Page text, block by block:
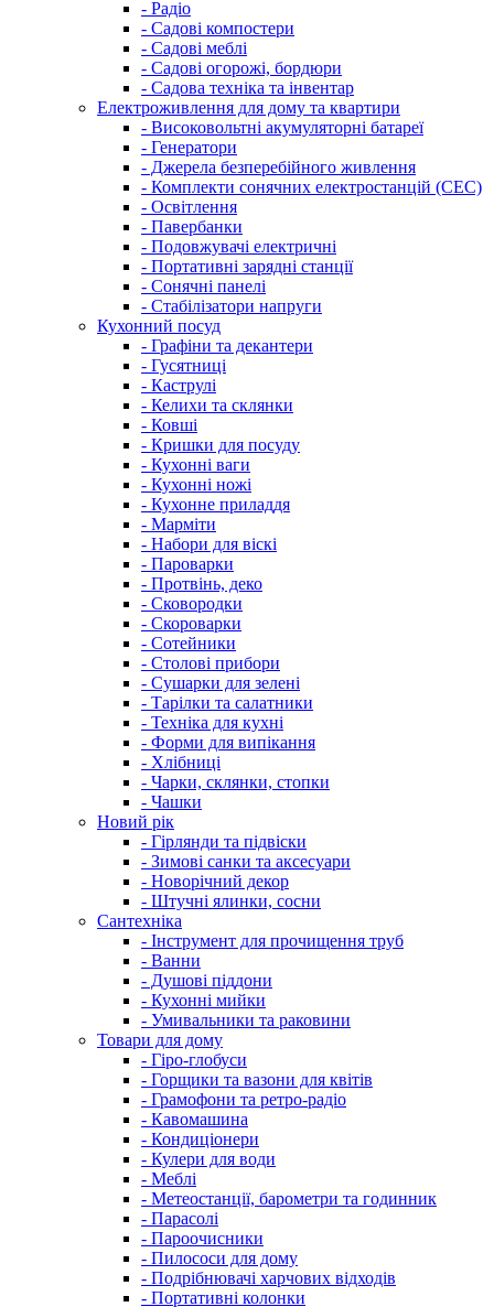
- Радіо
- Садові компостери
- Садові меблі
- Садові огорожі, бордюри
- Садова техніка та інвентар
Електроживлення для дому та квартири
- Високовольтні акумуляторні батареї
- Генератори
- Джерела безперебійного живлення
- Комплекти сонячних електростанцій (СЕС)
- Освітлення
- Павербанки
- Подовжувачі електричні
- Портативні зарядні станції
- Сонячні панелі
- Стабілізатори напруги
Кухонний посуд
- Графіни та декантери
- Гусятниці
- Каструлі
- Келихи та склянки
- Ковші
- Кришки для посуду
- Кухонні ваги
- Кухонні ножі
- Кухонне приладдя
- Марміти
- Набори для віскі
- Пароварки
- Протвінь, деко
- Сковородки
- Скороварки
- Сотейники
- Столові прибори
- Сушарки для зелені
- Тарілки та салатники
- Техніка для кухні
- Форми для випікання
- Хлібниці
- Чарки, склянки, стопки
- Чашки
Новий рік
- Гірлянди та підвіски
- Зимові санки та аксесуари
- Новорічний декор
- Штучні ялинки, сосни
Сантехніка
- Інструмент для прочищення труб
- Ванни
- Душові піддони
- Кухонні мийки
- Умивальники та раковини
Товари для дому
- Гіро-глобуси
- Горщики та вазони для квітів
- Грамофони та ретро-радіо
- Кавомашина
- Кондиціонери
- Кулери для води
- Меблі
- Метеостанції, барометри та годинник
- Парасолі
- Пароочисники
- Пилососи для дому
- Подрібнювачі харчових відходів
- Портативні колонки